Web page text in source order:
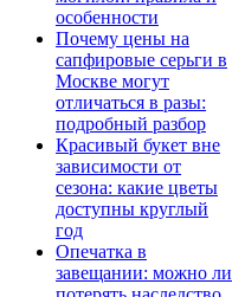
особенности
Почему цены на
сапфировые серьги в
Москве могут
отличаться в разы:
подробный разбор
Красивый букет вне
зависимости от
сезона: какие цветы
доступны круглый
год
Опечатка в
завещании: можно ли